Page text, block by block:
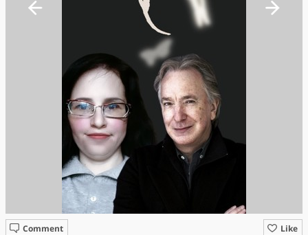
Like
Comment